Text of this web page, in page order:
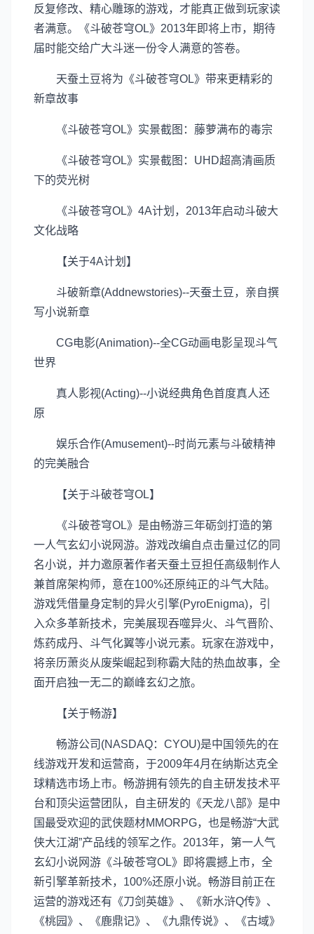
反复修改、精心雕琢的游戏，才能真正做到玩家读
者满意。《斗破苍穹OL》2013年即将上市，期待
届时能交给广大斗迷一份令人满意的答卷。
天蚕土豆将为《斗破苍穹OL》带来更精彩的
新章故事
《斗破苍穹OL》实景截图：藤萝满布的毒宗
《斗破苍穹OL》实景截图：UHD超高清画质
下的荧光树
《斗破苍穹OL》4A计划，2013年启动斗破大
文化战略
【关于4A计划】
斗破新章(Addnewstories)--天蚕土豆，亲自撰
写小说新章
CG电影(Animation)--全CG动画电影呈现斗气
世界
真人影视(Acting)--小说经典角色首度真人还
原
娱乐合作(Amusement)--时尚元素与斗破精神
的完美融合
【关于斗破苍穹OL】
《斗破苍穹OL》是由畅游三年砺剑打造的第
一人气玄幻小说网游。游戏改编自点击量过亿的同
名小说，并力邀原著作者天蚕土豆担任高级制作人
兼首席架构师，意在100%还原纯正的斗气大陆。
游戏凭借量身定制的异火引擎(PyroEnigma)，引
入众多革新技术，完美展现吞噬异火、斗气晋阶、
炼药成丹、斗气化翼等小说元素。玩家在游戏中，
将亲历萧炎从废柴崛起到称霸大陆的热血故事，全
面开启独一无二的巅峰玄幻之旅。
【关于畅游】
畅游公司(NASDAQ：CYOU)是中国领先的在
线游戏开发和运营商，于2009年4月在纳斯达克全
球精选市场上市。畅游拥有领先的自主研发技术平
台和顶尖运营团队，自主研发的《天龙八部》是中
国最受欢迎的武侠题材MMORPG，也是畅游“大武
侠大江湖”产品线的领军之作。2013年，第一人气
玄幻小说网游《斗破苍穹OL》即将震撼上市，全
新引擎革新技术，100%还原小说。畅游目前正在
运营的游戏还有《刀剑英雄》、《新水浒Q传》、
《桃园》、《鹿鼎记》、《九鼎传说》、《古域》